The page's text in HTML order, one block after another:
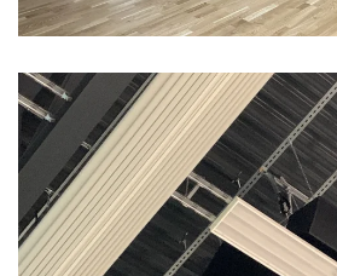
Vergrößern